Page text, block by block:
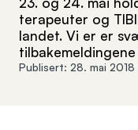
terapeuter og
landet. Vi er er
Publisert: 28. mai 2018